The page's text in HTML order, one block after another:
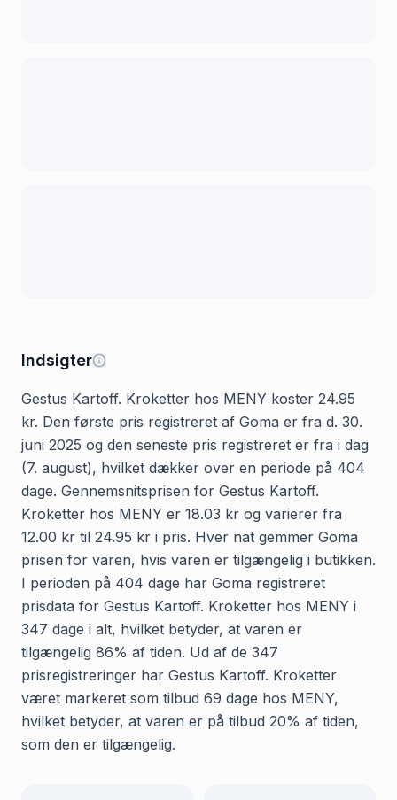
Indsigter
Gestus Kartoff. Kroketter hos MENY koster 24.95
kr. Den første pris registreret af Goma er fra d. 30.
juni 2025 og den seneste pris registreret er fra i dag
(7. august), hvilket dækker over en periode på 404
dage. Gennemsnitsprisen for Gestus Kartoff.
Kroketter hos MENY er 18.03 kr og varierer fra
12.00 kr til 24.95 kr i pris. Hver nat gemmer Goma
prisen for varen, hvis varen er tilgængelig i butikken.
I perioden på 404 dage har Goma registreret
prisdata for Gestus Kartoff. Kroketter hos MENY i
347 dage i alt, hvilket betyder, at varen er
tilgængelig 86% af tiden. Ud af de 347
prisregistreringer har Gestus Kartoff. Kroketter
været markeret som tilbud 69 dage hos MENY,
hvilket betyder, at varen er på tilbud 20% af tiden,
som den er tilgængelig.